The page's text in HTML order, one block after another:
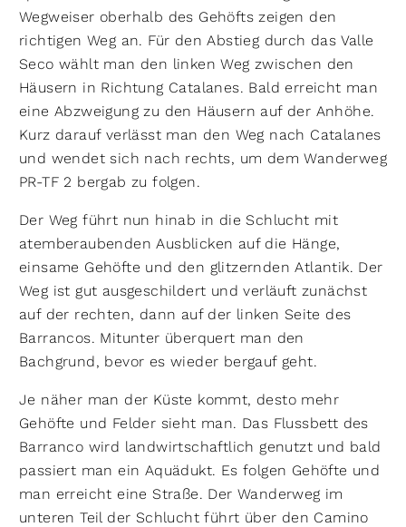
Wegweiser oberhalb des Gehöfts zeigen den
richtigen Weg an. Für den Abstieg durch das Valle
Seco wählt man den linken Weg zwischen den
Häusern in Richtung Catalanes. Bald erreicht man
eine Abzweigung zu den Häusern auf der Anhöhe.
Kurz darauf verlässt man den Weg nach Catalanes
und wendet sich nach rechts, um dem Wanderweg
PR-TF 2 bergab zu folgen.
Der Weg führt nun hinab in die Schlucht mit
atemberaubenden Ausblicken auf die Hänge,
einsame Gehöfte und den glitzernden Atlantik. Der
Weg ist gut ausgeschildert und verläuft zunächst
auf der rechten, dann auf der linken Seite des
Barrancos. Mitunter überquert man den
Bachgrund, bevor es wieder bergauf geht.
Je näher man der Küste kommt, desto mehr
Gehöfte und Felder sieht man. Das Flussbett des
Barranco wird landwirtschaftlich genutzt und bald
passiert man ein Aquädukt. Es folgen Gehöfte und
man erreicht eine Straße. Der Wanderweg im
unteren Teil der Schlucht führt über den Camino